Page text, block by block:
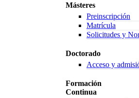
Másteres
Preinscripción
Matrícula
Solicitudes y
Doctorado
Acceso y
Formación
Continua